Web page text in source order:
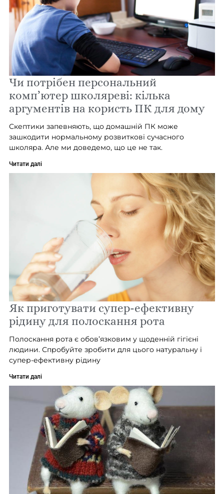
Чи потрібен персональний
комп’ютер школяреві: кілька
аргументів на користь ПК для дому
Скептики запевняють, що домашній ПК може
зашкодити нормальному розвиткові сучасного
школяра. Але ми доведемо, що це не так.
Читати далі
Як приготувати супер-ефективну
рідину для полоскання рота
Полоскання рота є обов’язковим у щоденній гігієні
людини. Спробуйте зробити для цього натуральну і
супер-ефективну рідину
Читати далі